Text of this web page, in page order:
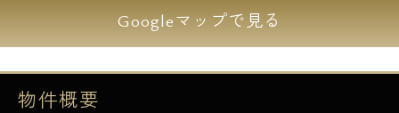
Googleマップで見る
物件概要